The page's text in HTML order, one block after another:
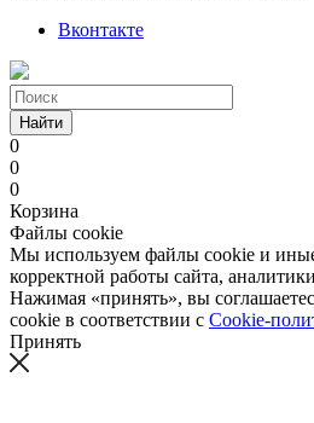
Вконтакте
Найти
0
0
0
Корзина
Файлы cookie
Мы используем файлы cookie и
корректной работы сайта,
Нажимая «принять», вы
cookie в соответствии с Cookie-
Принять